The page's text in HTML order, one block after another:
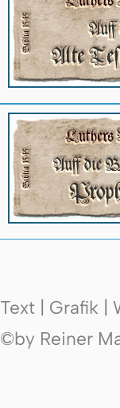
Text | Grafik |
©by Reiner